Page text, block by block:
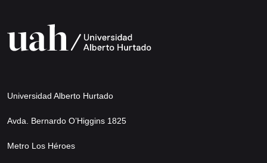
Universidad Alberto Hurtado
Avda. Bernardo O’Higgins 1825
Metro Los Héroes